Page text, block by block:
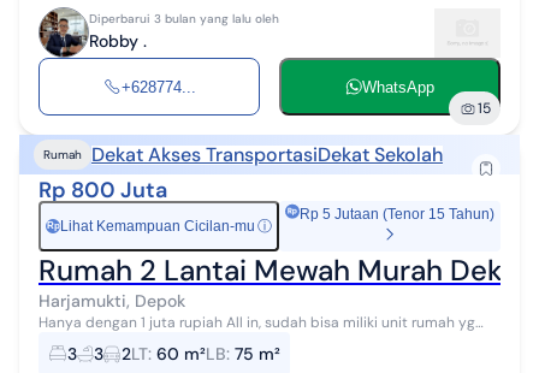
Diperbarui 3 bulan yang lalu oleh
Robby .
+628774... WhatsApp
15
Rumah Dekat Akses TransportasiDekat Sekolah
Rp 800 Juta
Rp Lihat Kemampuan Cicilan-mu ⓘ
Rp 5 Jutaan (Tenor 15 Tahun)
Rumah 2 Lantai Mewah Murah
Harjamukti, Depok
Hanya dengan 1 juta rupiah All in, sudah bisa miliki unit rumah yg
cantik ini. free semua biaya bonus bonus berlimpah hadiah
langsung ketika datan...
3 3 2LT: 60 m²LB: 75 m²